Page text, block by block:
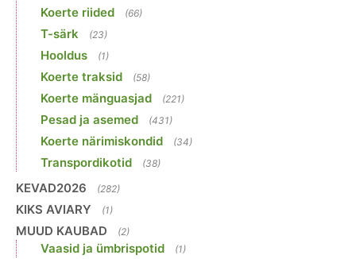
Koerte riided (66)
T-särk (23)
Hooldus (1)
Koerte traksid (58)
Koerte mänguasjad (221)
Pesad ja asemed (431)
Koerte närimiskondid (34)
Transpordikotid (38)
KEVAD2026 (282)
KIKS AVIARY (1)
MUUD KAUBAD (2)
Vaasid ja ümbrispotid (1)